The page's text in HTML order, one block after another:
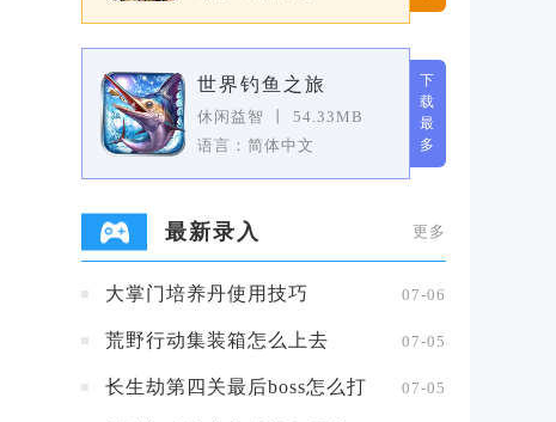
世界钓鱼之旅
休闲益智
54.33MB
语言：简体中文
下
载
最
多
最新录入 更多
大掌门培养丹使用技巧 07-06
荒野行动集装箱怎么上去 07-05
长生劫第四关最后boss怎么打 07-05